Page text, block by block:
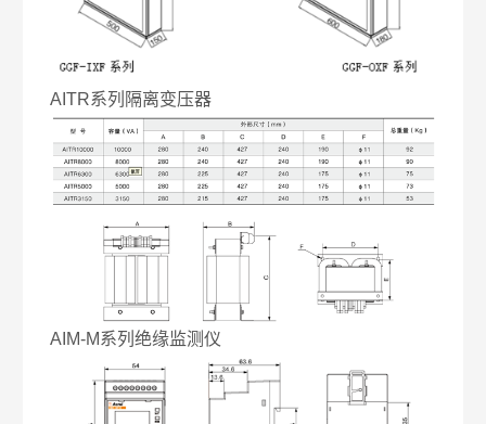
AITR系列隔离变压器
AIM-M系列绝缘监测仪